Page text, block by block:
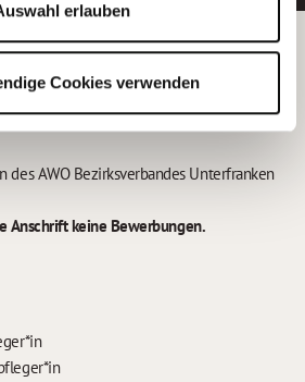
erlauben
Cookies verwenden
GmbH
des AWO Bezirksverbandes Unterfranken
Anschrift keine Bewerbungen.